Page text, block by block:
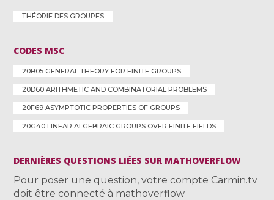
THÉORIE DES GROUPES
CODES MSC
20B05 GENERAL THEORY FOR FINITE GROUPS
20D60 ARITHMETIC AND COMBINATORIAL PROBLEMS
20F69 ASYMPTOTIC PROPERTIES OF GROUPS
20G40 LINEAR ALGEBRAIC GROUPS OVER FINITE FIELDS
DERNIÈRES QUESTIONS LIÉES SUR MATHOVERFLOW
Pour poser une question, votre compte Carmin.tv
doit être connecté à mathoverflow